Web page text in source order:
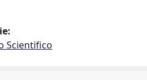
Scientifico